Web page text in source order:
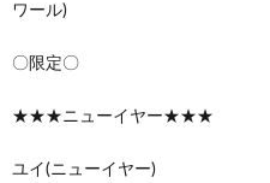
ワール)
〇限定〇
★★★ニューイヤー★★★
ユイ(ニューイヤー)